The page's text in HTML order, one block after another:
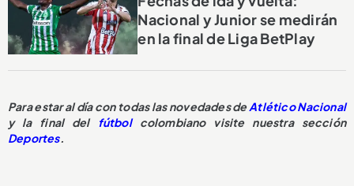
Nacional y Junior se medirán
en la final de Liga BetPlay
Para estar al día con todas las novedades deAtlético Nacional
y la final del
fútbol colombiano visite nuestra sección
Deportes.